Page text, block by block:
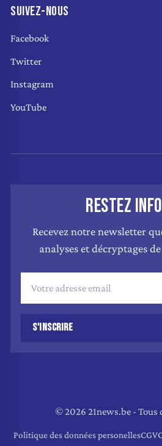
SUIVEZ-NOUS
Facebook
Twitter
Instagram
YouTube
RESTEZ
Recevez notre newsletter
analyses et décryptages
S'INSCRIRE
© 2026 21news.be - Tous
Politique des données personellesCGV